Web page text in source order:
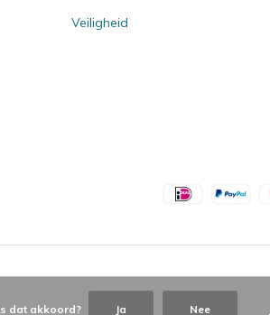
Veiligheid
dat akkoord? Ja Nee